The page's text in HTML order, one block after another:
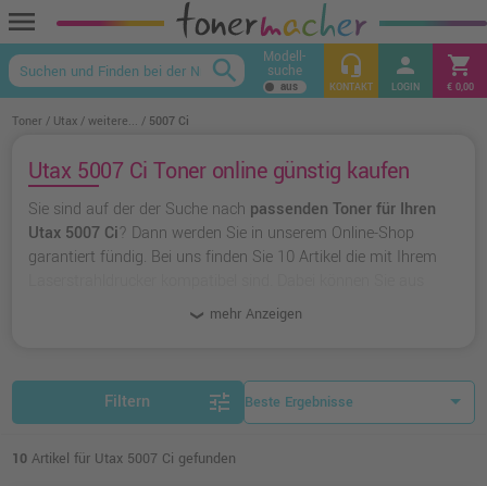
menu
keyboard_arrow_up
search Modell-
suche headset_mic
KONTAKT
person
LOGIN
shopping_cart
€ 0,00
Toner Utax weitere... 5007 Ci
Utax 5007 Ci Toner online günstig kaufen
Sie sind auf der der Suche nach passenden Toner für Ihren
Utax 5007 Ci? Dann werden Sie in unserem Online-Shop
garantiert fündig. Bei uns finden Sie 10 Artikel die mit Ihrem
wählen oder zu
mehr Anzeigen
Filtern tune
10 Artikel für Utax 5007 Ci gefunden